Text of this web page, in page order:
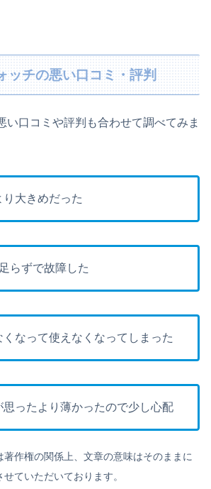
ッチの悪い口コミ・評判
い口コミや評判も合わせて調べてみま
り大きめだった
らずで故障した
くなって使えなくなってしまった
思ったより薄かったので少し心配
著作権の関係上、文章の意味はそのままに
ていただいております。